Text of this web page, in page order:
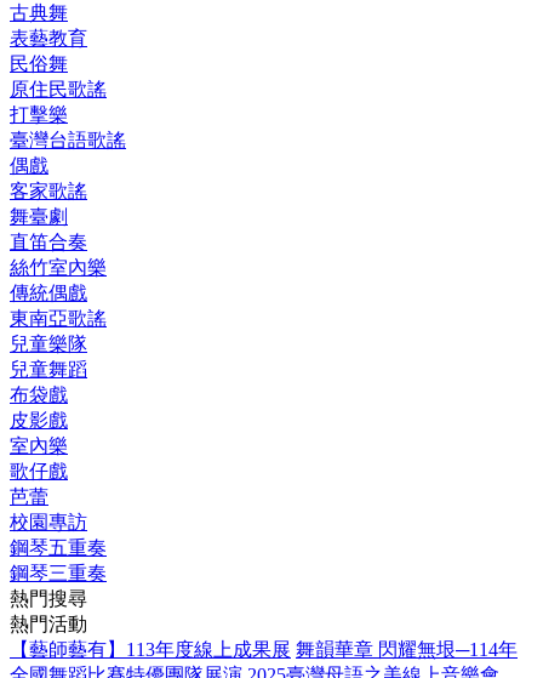
古典舞
表藝教育
民俗舞
原住民歌謠
打擊樂
臺灣台語歌謠
偶戲
客家歌謠
舞臺劇
直笛合奏
絲竹室內樂
傳統偶戲
東南亞歌謠
兒童樂隊
兒童舞蹈
布袋戲
皮影戲
室內樂
歌仔戲
芭蕾
校園專訪
鋼琴五重奏
鋼琴三重奏
熱門搜尋
熱門活動
【藝師藝有】113年度線上成果展 舞韻華章 閃耀無垠─114年